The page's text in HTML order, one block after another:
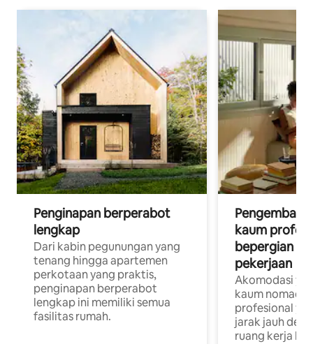
Penginapan berperabot
lengkap
Dari kabin pegunungan yang
tenang hingga apartemen
perkotaan yang praktis,
penginapan berperabot
lengkap ini memiliki semua
fasilitas rumah.
Pengembara
kaum
bepergian
pekerjaan
Akomodasi
kaum
profesional
jarak jauh
ruang kerja